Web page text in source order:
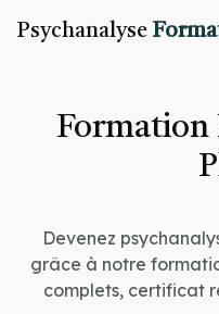
Psychanalyse
Formation
Devenez
grâce à notre
complets, certificat